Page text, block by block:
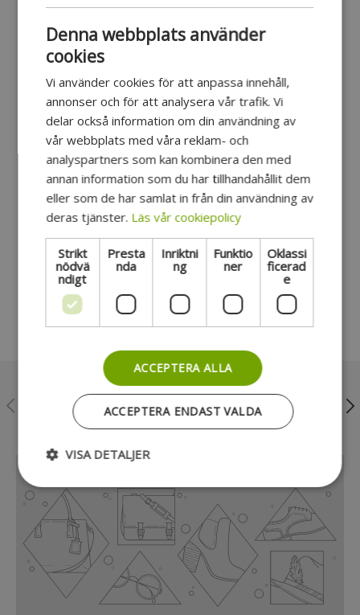
Fusion 2005-2012
Galaxy 2006>
Kuga 2008-2012
Ford Mondeo 2007-2014
S-Max 2006-2015
Transit 2006-2013
Kundrecensioner
Var först med att skriva en recension
Föregående Nordens största musikbutik
Denna webbplats använder
cookies
Vi använder cookies för att anpassa innehåll,
annonser och för att analysera vår trafik. Vi
delar också information om din användning av
vår webbplats med våra reklam- och
analyspartners som kan kombinera den med
annan information som du har tillhandahållit dem
eller som de har samlat in från din användning av
deras tjänster. Läs vår cookiepolicy
Strikt
nödvä
ndigt
Presta
nda
Inriktni
ng
Funktio
ner
Oklassi
ficerad
e
ACCEPTERA ALLA
ACCEPTERA ENDAST VALDA
VISA DETALJER